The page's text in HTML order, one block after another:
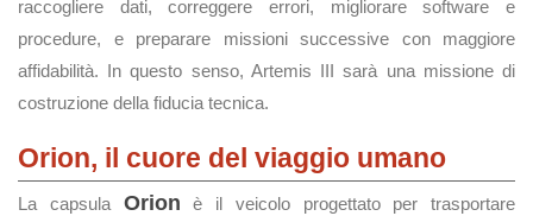
raccogliere dati, correggere errori, migliorare software e
procedure, e preparare missioni successive con maggiore
affidabilità. In questo senso, Artemis III sarà una missione di
costruzione della fiducia tecnica.
Orion, il cuore del viaggio umano
La capsula Orion è il veicolo progettato per trasportare